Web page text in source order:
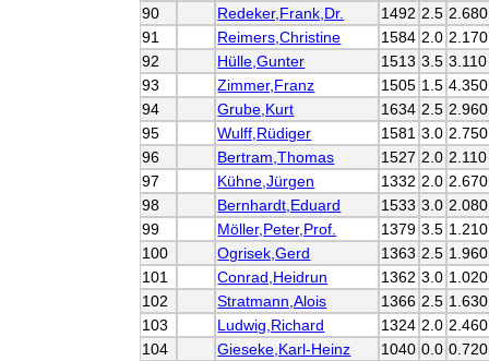
90
Redeker,Frank,Dr. 1492 2.5 2.680
91
Reimers,Christine 1584 2.0 2.170
92
Hülle,Gunter 1513 3.5 3.110
93
Zimmer,Franz 1505 1.5 4.350
94
Grube,Kurt 1634 2.5 2.960
95
Wulff,Rüdiger 1581 3.0 2.750
96
Bertram,Thomas 1527 2.0 2.110
97
Kühne,Jürgen 1332 2.0 2.670
98
Bernhardt,Eduard 1533 3.0 2.080
99
Möller,Peter,Prof. 1379 3.5 1.210
100
Ogrisek,Gerd 1363 2.5 1.960
101
Conrad,Heidrun 1362 3.0 1.020
102
Stratmann,Alois 1366 2.5 1.630
103
Ludwig,Richard 1324 2.0 2.460
104
Gieseke,Karl-Heinz 1040 0.0 0.720